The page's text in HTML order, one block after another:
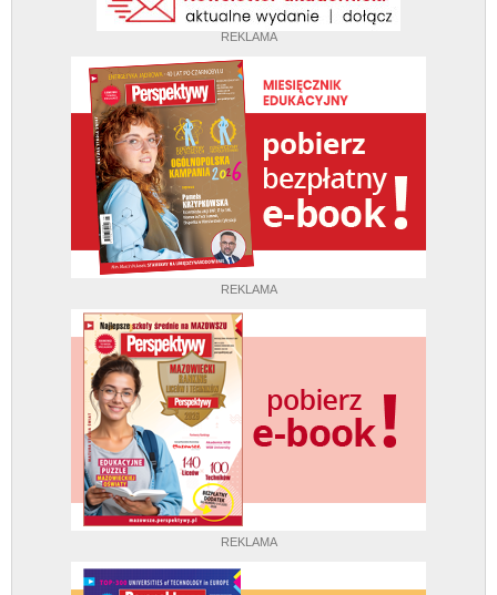
REKLAMA
REKLAMA
REKLAMA